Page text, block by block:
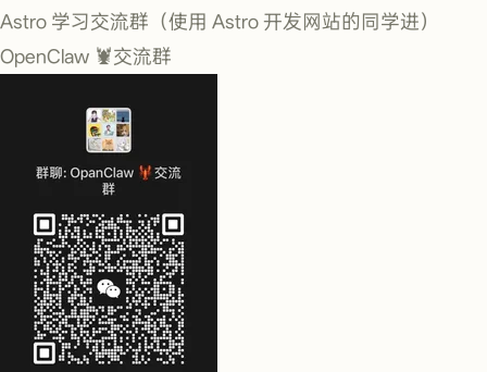
Astro 学习交流群（使用 Astro 开发网站的同学进）
OpenClaw 🦞交流群